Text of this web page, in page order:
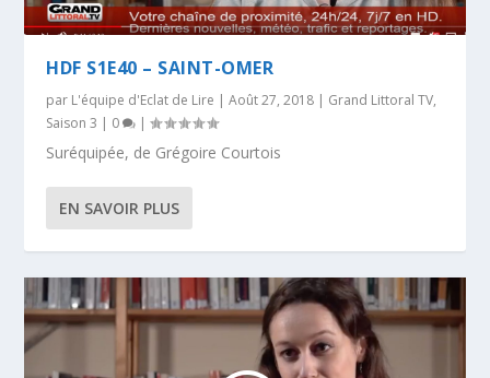
HDF S1E40 – SAINT-OMER
par L'équipe d'Eclat de Lire |Août 27, 2018 | Grand Littoral TV,
Saison 3 | 0 |
Suréquipée, de Grégoire Courtois
EN SAVOIR PLUS